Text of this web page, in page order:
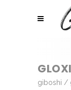
giboshi /